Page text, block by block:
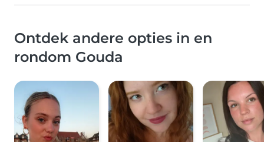
Ontdek andere opties in en
rondom Gouda